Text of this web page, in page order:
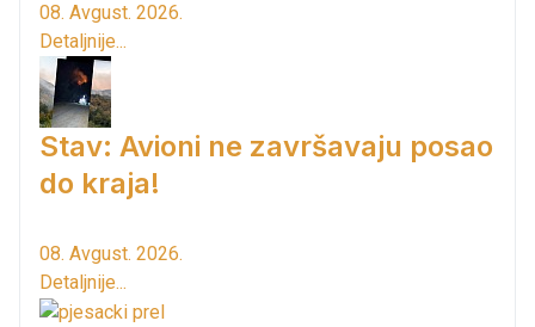
08. Avgust. 2026.
Detaljnije...
Stav: Avioni ne završavaju posao
do kraja!
08. Avgust. 2026.
Detaljnije...